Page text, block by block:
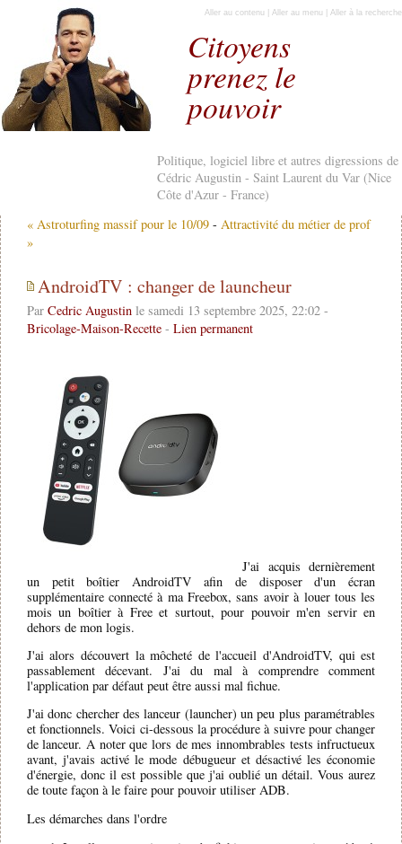
Citoyens
prenez le
pouvoir
Politique, logiciel libre et autres digressions de
Cédric Augustin - Saint Laurent du Var (Nice
Côte d'Azur - France)
Aller au contenu Aller au menu Aller à la recherche
« Astroturfing massif pour le 10/09 - Attractivité du métier de prof
»
AndroidTV : changer de launcheur
Par Cedric Augustinle samedi 13 septembre 2025, 22:02 -
Bricolage-Maison-Recette- Lien permanent
J'ai acquis dernièrement
un petit boîtier AndroidTV afin de disposer d'un écran
supplémentaire connecté à ma Freebox, sans avoir à louer tous les
mois un boîtier à Free et surtout, pour pouvoir m'en servir en
dehors de mon logis.
J'ai alors découvert la môcheté de l'accueil d'AndroidTV, qui est
passablement décevant. J'ai du mal à comprendre comment
l'application par défaut peut être aussi mal fichue.
J'ai donc chercher des lanceur (launcher) un peu plus paramétrables
et fonctionnels. Voici ci-dessous la procédure à suivre pour changer
de lanceur. A noter que lors de mes innombrables tests infructueux
avant, j'avais activé le mode débugueur et désactivé les économie
d'énergie, donc il est possible que j'ai oublié un détail. Vous aurez
de toute façon à le faire pour pouvoir utiliser ADB.
Les démarches dans l'ordre